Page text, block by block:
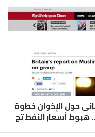
حول الإخوان خطوة
أسعار النفط تج